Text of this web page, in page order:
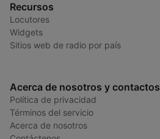
Recursos
Locutores
Widgets
Sitios web de radio por país
Acerca de nosotros y contactos
Política de privacidad
Términos del servicio
Acerca de nosotros